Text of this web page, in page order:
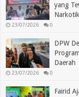
yang
23/07/2026 0
DPW
Daerah
23/07/2026 0
Fairid